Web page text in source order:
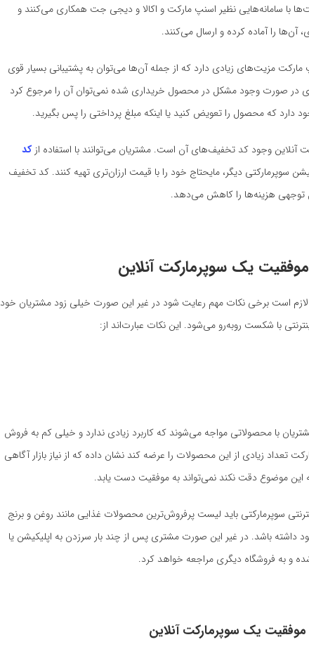
با سامانه‌هایی نظیر اسنپ مارکت و اکالا و دیجی جت همکاری می‌کنند و
را آماده کرده و ارسال می‌کنند.
مارکت مزیت‌های زیادی دارد که از جمله آن‌ها می‌توان به پشتیبانی بسیار قوی
در صورت وجود مشکل در محصول خریداری شده نمی‌توان آن را مرجوع کرد
دارد که محصول را تعویض کنید یا اینکه مبلغ پرداختی را پس بگیرید.
آنلاین وجود کد تخفیف‌های آن‌ است. مشتریان می‌توانند با استفاده ازکد
سوپرمارکتی دیگر، مایحتاج خود را با قیمت ارزان‌تری تهیه کنند. کد تخفیف
توجهی هزینه‌ها را کاهش می‌دهد.
لازم است برخی نکات مهم رعایت شود در غیر این صورت خیلی زود مشتریان خود
با شکست روبه‌رو می‌شود. این نکات عبارت‌اند از:
با محصولاتی مواجه می‌شوند که کاربرد زیادی ندارد و خیلی کم به فروش
تعداد زیادی از این محصولات را عرضه کند نشان داده که از نیاز بازار آگاهی
به این موضوع دقت نکند نمی‌تواند به موفقیت دست یابد.
سوپرمارکتی باید لیست پرفروش‌ترین محصولات غذایی مانند روغن و برنج
داشته باشد. در غیر این صورت مشتری پس از چند بار سرزدن به اپلیکیشن یا
و به فروشگاه دیگری مراجعه خواهد کرد.
موفقیت یک سوپرمارکت آنلاین